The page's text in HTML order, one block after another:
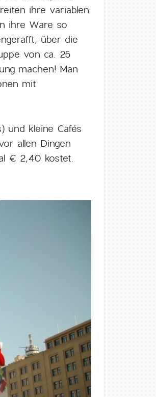
ihre variablen
ihre Ware so
über die
von ca. 25
machen! Man
mit
und kleine Cafés
allen Dingen
€ 2,40 kostet.